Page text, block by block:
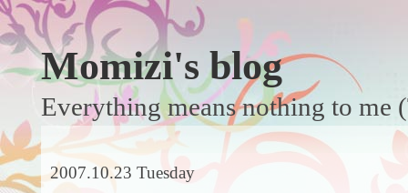
Momizi's blog
Everything means nothing to me
2007.10.23 Tuesday